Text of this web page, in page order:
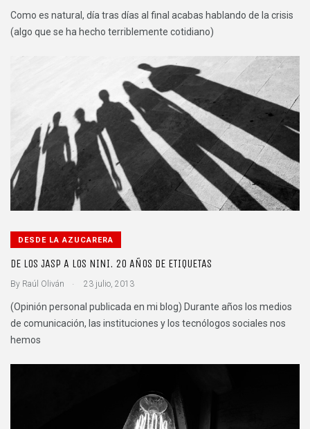
Como es natural, día tras días al final acabas hablando de la crisis
(algo que se ha hecho terriblemente cotidiano)
DESDE LA AZUCARERA
DE LOS JASP A LOS NINI. 20 AÑOS DE ETIQUETAS
By Raúl Oliván 23 julio, 2013
(Opinión personal publicada en mi blog) Durante años los medios
de comunicación, las instituciones y los tecnólogos sociales nos
hemos